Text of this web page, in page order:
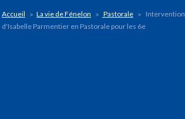
Accueil La vie de Fénelon Pastorale
Intervention
d'Isabelle Parmentier en Pastorale pour les 6e